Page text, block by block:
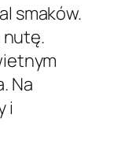
smaków.
nutę.
Na
i